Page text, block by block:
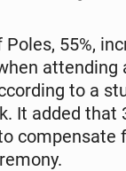
55%,
at­tend­ing
to a
It added that
com­pen­sate